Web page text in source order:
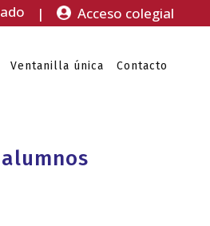
| Acceso colegial
Ventanilla única Contacto